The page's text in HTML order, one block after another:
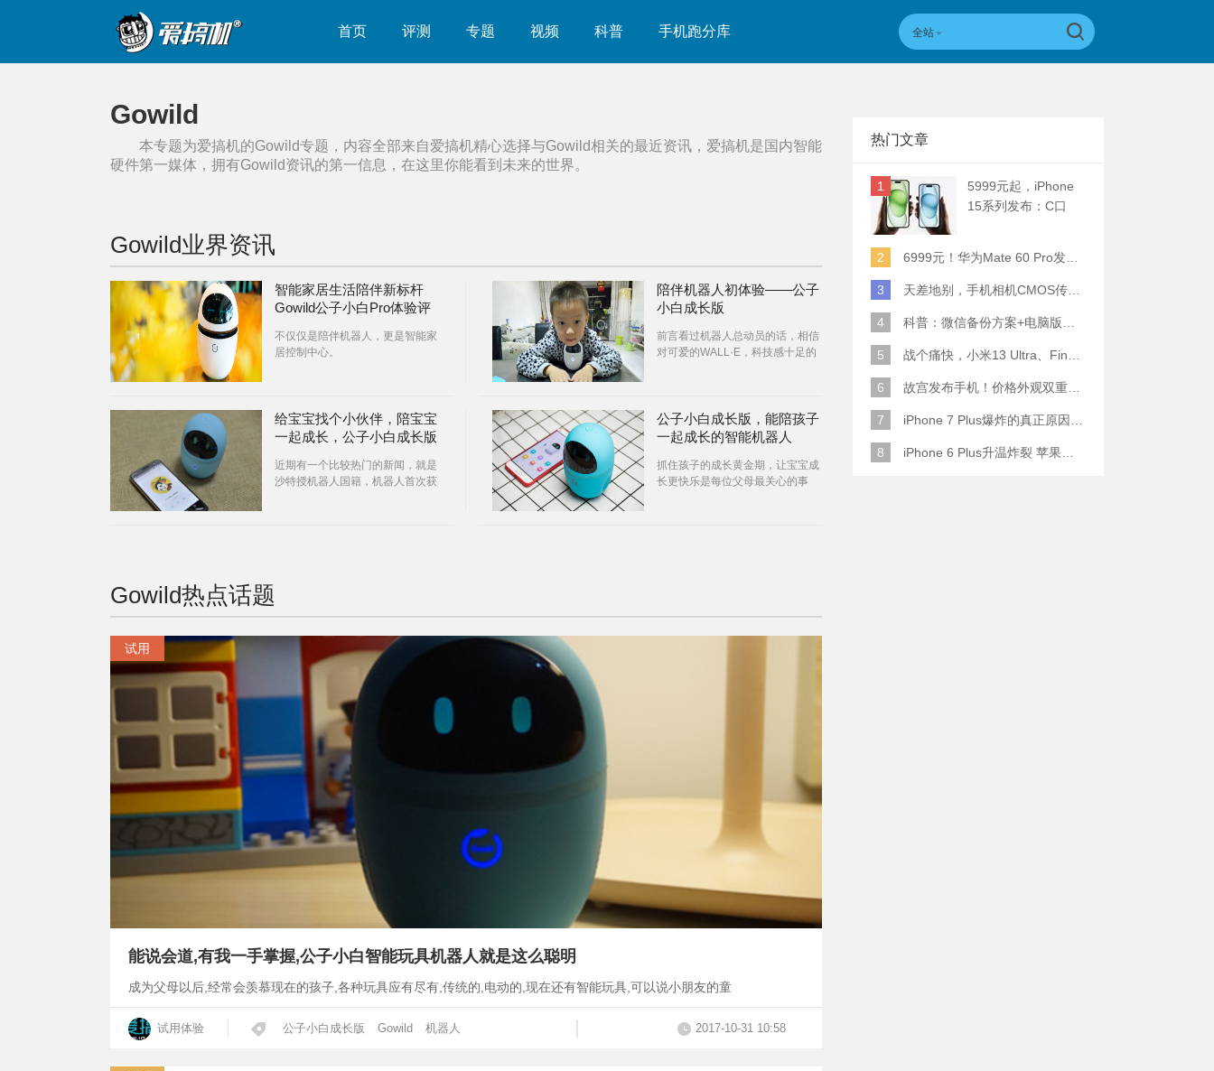
首页 评测 专题 视频 科普 手机跑分库 全站
Gowild
本专题为爱搞机的Gowild专题，内容全部来自爱搞机精心选择与Gowild相关的最近资讯，爱搞机是国内智能
硬件第一媒体，拥有Gowild资讯的第一信息，在这里你能看到未来的世界。
Gowild业界资讯
智能家居生活陪伴新标杆
Gowild公子小白Pro体验评
不仅仅是陪伴机器人，更是智能家
居控制中心。
陪伴机器人初体验——公子
小白成长版
前言看过机器人总动员的话，相信
对可爱的WALL·E，科技感十足的
给宝宝找个小伙伴，陪宝宝
一起成长，公子小白成长版
近期有一个比较热门的新闻，就是
沙特授机器人国籍，机器人首次获
公子小白成长版，能陪孩子
一起成长的智能机器人
抓住孩子的成长黄金期，让宝宝成
长更快乐是每位父母最关心的事
Gowild热点话题
试用
能说会道,有我一手掌握,公子小白智能玩具机器人就是这么聪明
成为父母以后,经常会羡慕现在的孩子,各种玩具应有尽有,传统的,电动的,现在还有智能玩具,可以说小朋友的童
试用体验 公子小白成长版 Gowild 机器人 2017-10-31 10:58
热门文章
1
5999元起，iPhone
15系列发布：C口
2
6999元！华为Mate 60 Pro发布：麒麟9000S+卫星通话 (附初步跑分)
3 天差地别，手机相机CMOS传感器实际面积对比
4 科普：微信备份方案+电脑版丢失数据恢复指南
5 战个痛快，小米13 Ultra、Find X6 Pro、vivo X90 Pro+、小米12SU拍照横评
6 故宫发布手机！价格外观双重逆天！
7 iPhone 7 Plus爆炸的真正原因原来是这样
8 iPhone 6 Plus升温炸裂 苹果赔了一部全新的